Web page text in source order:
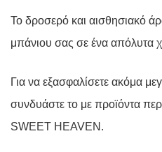
To δροσερό και αισθησιακό
μπάνιου σας σε ένα απόλυτα
Για να εξασφαλίσετε ακόμα
συνδυάστε το με προϊόντα
SWEET HEAVEN.